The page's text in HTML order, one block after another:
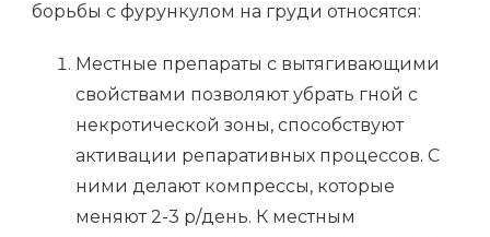
борьбы с фурункулом на груди относятся:
Местные препараты с вытягивающими
свойствами позволяют убрать гной с
некротической зоны, способствуют
активации репаративных процессов. С
ними делают компрессы, которые
меняют 2-3 р/день. К местным